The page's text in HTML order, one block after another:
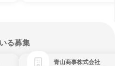
る募集
青山商事株式会社